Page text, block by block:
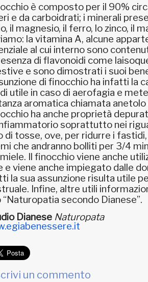
è composto per il 90%
e da carboidrati; i minerali
il magnesio, il ferro, lo zinco, il
la vitamina A, alcune
al cui interno sono
di flavonoidi come
e sono dimostrati i suoi
di finocchio ha infatti la
utile in caso di aerofagia e
aromatica chiamata
ha anche proprietà
soprattutto nei
di tosse, ove, per ridurre i
che andranno bolliti per 3/4
Il finocchio viene anche
e viene anche impiegato dalle
la sua assunzione risulta utile
Infine, altre utili
“Naturopatia secondo Dianese”.
Dianese Naturopata
un commento